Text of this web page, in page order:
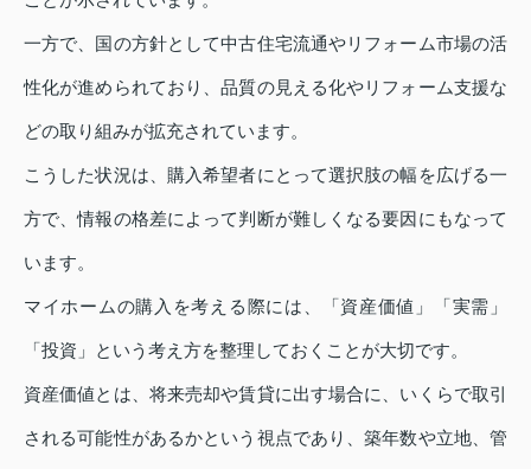
一方で、国の方針として中古住宅流通やリフォーム市場の活
性化が進められており、品質の見える化やリフォーム支援な
どの取り組みが拡充されています。
こうした状況は、購入希望者にとって選択肢の幅を広げる一
方で、情報の格差によって判断が難しくなる要因にもなって
います。
マイホームの購入を考える際には、「資産価値」「実需」
「投資」という考え方を整理しておくことが大切です。
資産価値とは、将来売却や賃貸に出す場合に、いくらで取引
される可能性があるかという視点であり、築年数や立地、管